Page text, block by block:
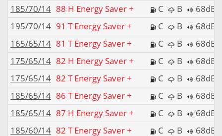
185/70/14 88 H Energy Saver + C B
68dB
195/70/14 91 T Energy Saver + C B
68dB
165/65/14 81 T Energy Saver + C B
68dB
175/65/14 82 H Energy Saver + C B
68dB
175/65/14 82 T Energy Saver + C B
68dB
185/65/14 86 T Energy Saver + C B
68dB
185/65/14 87 H Energy Saver + C B
68dB
185/60/14 82 T Energy Saver + C B
68dB